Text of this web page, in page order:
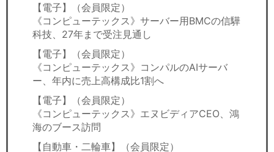
【電子】（会員限定）
《コンピューテックス》サーバー用BMCの信驊
科技、27年まで受注見通し
【電子】（会員限定）
《コンピューテックス》コンパルのAIサーバ
ー、年内に売上高構成比1割へ
【電子】（会員限定）
《コンピューテックス》エヌビディアCEO、鴻
海のブース訪問
【自動車・二輪車】（会員限定）